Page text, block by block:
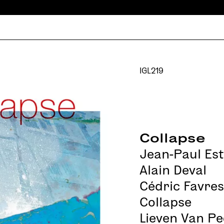
IGL219
Collapse
Jean-Paul
Alain Deval
Cédric
Collapse
Lieven Van